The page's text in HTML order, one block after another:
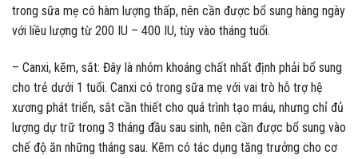
trong sữa mẹ có hàm lượng thấp, nên cần được bổ sung hàng ngày
với liều lượng từ 200 IU – 400 IU, tùy vào tháng tuổi.
– Canxi, kẽm, sắt: Đây là nhóm khoáng chất nhất định phải bổ sung
cho trẻ dưới 1 tuổi. Canxi có trong sữa mẹ với vai trò hỗ trợ hệ
xương phát triển, sắt cần thiết cho quá trình tạo máu, nhưng chỉ đủ
lượng dự trữ trong 3 tháng đầu sau sinh, nên cần được bổ sung vào
chế độ ăn những tháng sau. Kẽm có tác dụng tăng trưởng cho cơ